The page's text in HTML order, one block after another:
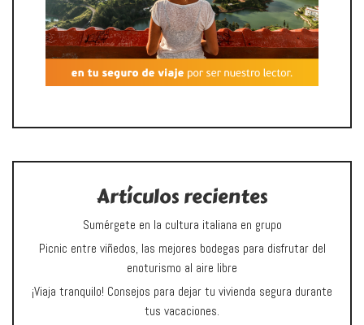
Artículos recientes
Sumérgete en la cultura italiana en grupo
Picnic entre viñedos, las mejores bodegas para disfrutar del
enoturismo al aire libre
¡Viaja tranquilo! Consejos para dejar tu vivienda segura durante
tus vacaciones.